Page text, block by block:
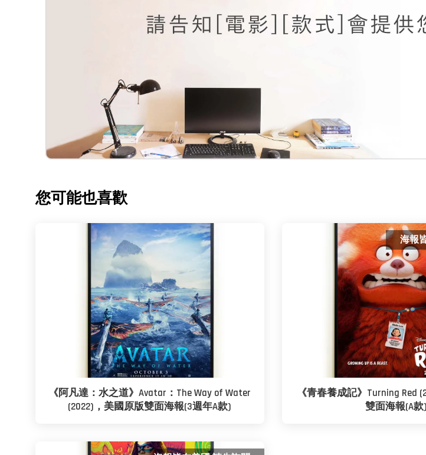
您可能也喜歡
《阿凡達：水之道》Avatar：The Way of Water
(2022)，美國原版雙面海報(3週年A款)
海報
《青春養成記》Turning Red
雙面海報(A款)